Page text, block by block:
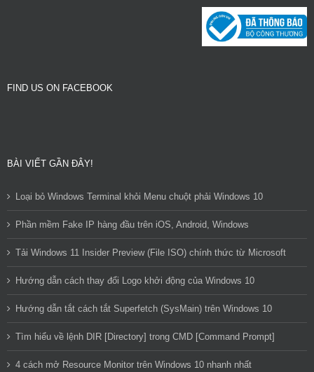
FIND US ON FACEBOOK
BÀI VIẾT GẦN ĐÂY!
Loại bỏ Windows Terminal khỏi Menu chuột phải Windows 10
Phần mềm Fake IP hàng đầu trên iOS, Android, Windows
Tải Windows 11 Insider Preview (File ISO) chính thức từ Microsoft
Hướng dẫn cách thay đổi Logo khởi động của Windows 10
Hướng dẫn tắt cách tắt Superfetch (SysMain) trên Windows 10
Tìm hiểu về lệnh DIR [Directory] trong CMD [Command Prompt]
4 cách mở Resource Monitor trên Windows 10 nhanh nhất